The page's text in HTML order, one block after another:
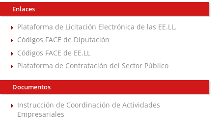
Enlaces
Plataforma de Licitación Electrónica de las EE.LL.
Códigos FACE de Diputación
Códigos FACE de EE.LL
Plataforma de Contratación del Sector Público
Documentos
Instrucción de Coordinación de Actividades
Empresariales